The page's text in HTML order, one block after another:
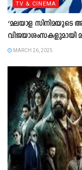
TV & CINEMA
‘മലയാള സിനിമയുടെ
വിജയാശംസകളുമായി
MARCH 26, 2025